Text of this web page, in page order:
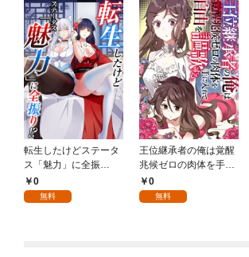
転生したけどステータ
ス「魅力」に全振
り！？(1)
0
無料
王位継承者の俺は覚醒
兆候ゼロの肉体を手に
入れて自由を謳歌す
る。1
0
無料